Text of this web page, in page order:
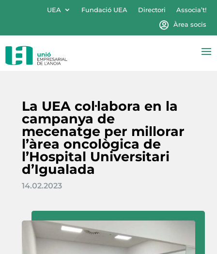
UEA Fundació UEA Directori
Associa’t!
Àrea socis
La UEA col·labora en la
campanya de
mecenatge per millorar
l’àrea oncològica de
l’Hospital Universitari
d’Igualada
14.02.2023